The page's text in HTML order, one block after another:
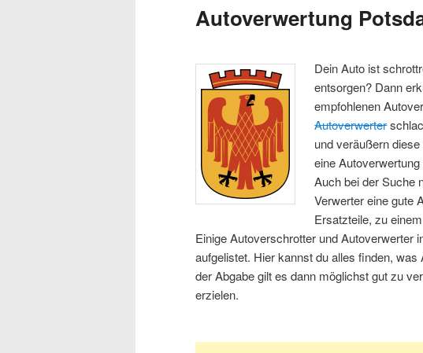
Autoverwertung
Dein Auto ist
entsorgen? Dann
empfohlenen
Autoverwerter
und veräußern
eine
Auch bei der Suche
Verwerter eine gute
Ersatzteile, zu
Einige Autoverschrotter und Autoverwerter
aufgelistet. Hier kannst du alles finden,
der Abgabe gilt es dann möglichst gut zu
erzielen.